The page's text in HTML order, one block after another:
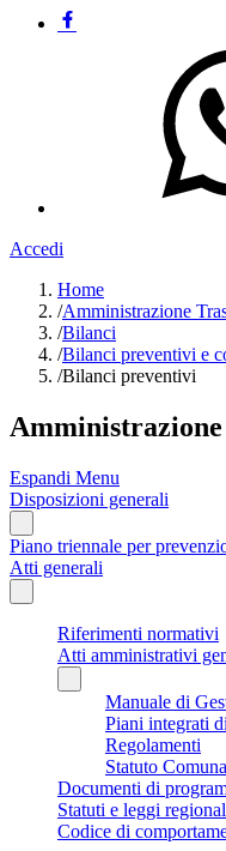
Accedi
Home
/Amministrazione
/Bilanci
/Bilanci preventivi e
/Bilanci preventivi
Espandi Menu
Disposizioni generali
Piano triennale per
Atti generali
Riferimenti normativi
Atti amministrativi
Manuale di
Piani integrati
Regolamenti
Statuto
Documenti di
Statuti e leggi
Codice di